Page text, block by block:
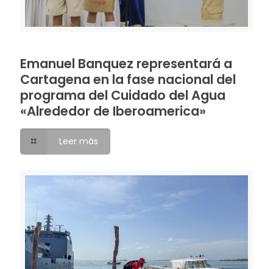
Emanuel Banquez representará a
Cartagena en la fase nacional del
programa del Cuidado del Agua
«Alrededor de Iberoamerica»
Leer más